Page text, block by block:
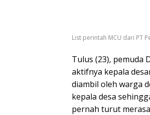
List perintah MCU dari PT
Tulus (23), pemuda
aktifnya kepala
diambil oleh warga
kepala desa
pernah turut